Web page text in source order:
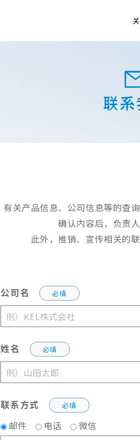
有关产品信息、公司信息等的查
确认内容后，负责
此外，推销、宣传相关的
公司名 必填
姓名 必填
联系方式 必填
邮件 电话 微信